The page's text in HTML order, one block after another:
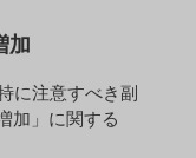
加
に注意すべき副
加」に関する